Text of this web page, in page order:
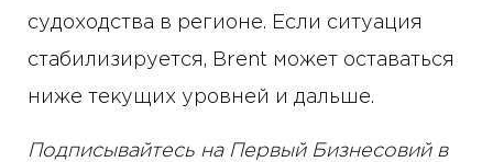
судоходства в регионе. Если ситуация
стабилизируется, Brent может оставаться
ниже текущих уровней и дальше.
Подписывайтесь на Первый Бизнесовий в